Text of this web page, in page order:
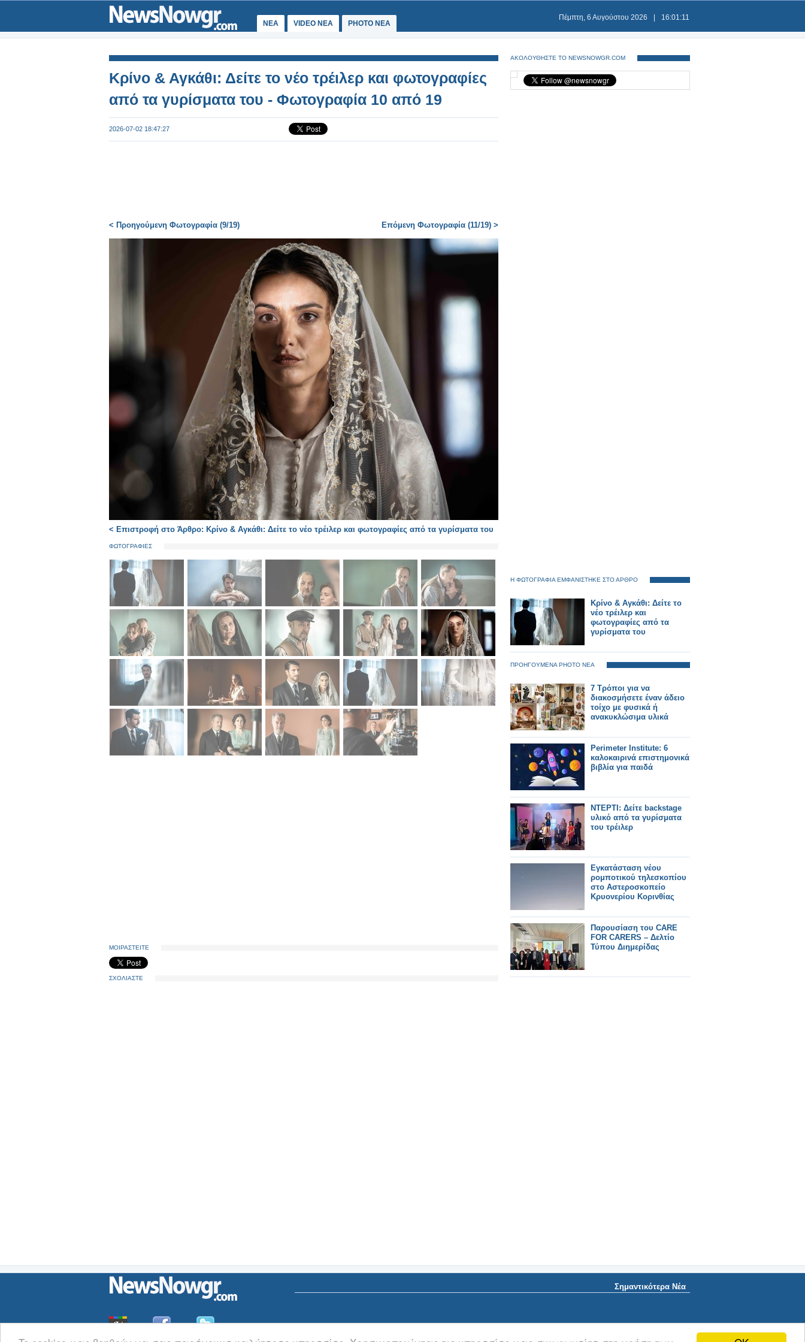
ΝΕΑ VIDEO NEA PHOTO NEA
Πέμπτη, 6 Αυγούστου 2026 16:01:12
Κρίνο & Αγκάθι: Δείτε το νέο τρέιλερ και φωτογραφίες
από τα γυρίσματα του - Φωτογραφία 10 από 19
2026-07-02 18:47:27
< Προηγούμενη Φωτογραφία (9/19) Επόμενη Φωτογραφία (11/19) >
< Επιστροφή στο Άρθρο: Κρίνο & Αγκάθι: Δείτε το νέο τρέιλερ και φωτογραφίες από τα γυρίσματα του
ΦΩΤΟΓΡΑΦΙΕΣ
ΜΟΙΡΑΣΤΕΙΤΕ
ΣΧΟΛΙΑΣΤΕ
ΑΚΟΛΟΥΘΗΣΤΕ ΤΟ NEWSNOWGR.COM
Η ΦΩΤΟΓΡΑΦΙΑ ΕΜΦΑΝΙΣΤΗΚΕ ΣΤΟ ΑΡΘΡΟ
Κρίνο & Αγκάθι: Δείτε το
νέο τρέιλερ και
φωτογραφίες από τα
γυρίσματα του
ΠΡΟΗΓΟΥΜΕΝΑ PHOTO ΝΕΑ
7 Τρόποι για να
διακοσμήσετε έναν άδειο
τοίχο με φυσικά ή
ανακυκλώσιμα υλικά
Perimeter Institute: 6
καλοκαιρινά επιστημονικά
βιβλία για παιδά
ΝΤΕΡΤΙ: Δείτε backstage
υλικό από τα γυρίσματα
του τρέιλερ
Εγκατάσταση νέου
ρομποτικού τηλεσκοπίου
στο Αστεροσκοπείο
Κρυονερίου Κορινθίας
Παρουσίαση του CARE
FOR CARERS – Δελτίο
Τύπου Διημερίδας
Σημαντικότερα Νέα